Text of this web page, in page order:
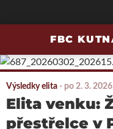
FBC
Výsledky elita - po 2. 3. 2026
Elita venku:
přestřelce v